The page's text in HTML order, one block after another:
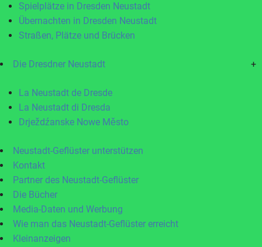
Spielplätze in Dresden Neustadt
Übernachten in Dresden Neustadt
Straßen, Plätze und Brücken
Die Dresdner Neustadt +
La Neustadt de Dresde
La Neustadt di Dresda
Drježdźanske Nowe Město
Neustadt-Geflüster unterstützen
Kontakt
Partner des Neustadt-Geflüster
Die Bücher
Media-Daten und Werbung
Wie man das Neustadt-Geflüster erreicht
Kleinanzeigen